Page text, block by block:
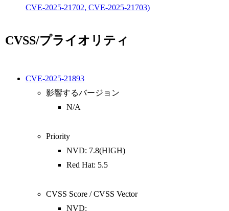
CVE-2025-21702, CVE-2025-21703)
CVSS/プライオリティ
CVE-2025-21893
影響するバージョン
N/A
Priority
NVD: 7.8(HIGH)
Red Hat: 5.5
CVSS Score / CVSS Vector
NVD: